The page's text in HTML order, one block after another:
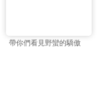
帶你們看見野蠻的驕傲